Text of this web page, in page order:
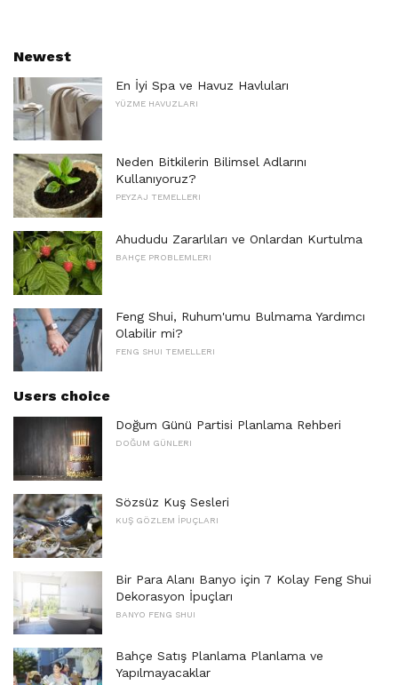
Newest
En İyi Spa ve Havuz Havluları
YÜZME HAVUZLARI
Neden Bitkilerin Bilimsel Adlarını
Kullanıyoruz?
PEYZAJ TEMELLERI
Ahududu Zararlıları ve Onlardan Kurtulma
BAHÇE PROBLEMLERI
Feng Shui, Ruhum'umu Bulmama Yardımcı
Olabilir mi?
FENG SHUI TEMELLERI
Users choice
Doğum Günü Partisi Planlama Rehberi
DOĞUM GÜNLERI
Sözsüz Kuş Sesleri
KUŞ GÖZLEM İPUÇLARI
Bir Para Alanı Banyo için 7 Kolay Feng Shui
Dekorasyon İpuçları
BANYO FENG SHUI
Bahçe Satış Planlama Planlama ve
Yapılmayacaklar